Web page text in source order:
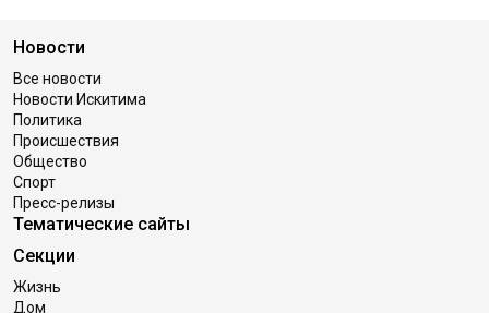
Новости
Все новости
Новости Искитима
Политика
Происшествия
Общество
Спорт
Пресс-релизы
Тематические сайты
Секции
Жизнь
Дом